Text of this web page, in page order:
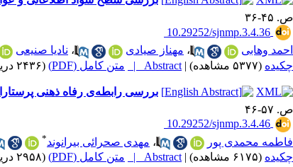
ص. ۴۵-۳۶
‎ 10.29252/sjnmp.3.4.36
احمد وهابی
، مهناز صیادی ، نادیا صنیعی
چکیده (۵۳۷۷ مشاهده) |
Abstract | متن کامل (PDF) (۲۴۳۶ دریافت)
بررسی رابطه‌ی رفاه ذهنی
ص. ۵۷-۴۶
‎ 10.29252/sjnmp.3.4.46
فاطمه محمدی پور
، مهدی صحرائی بیرانوند*
چکیده (۶۱۷۵ مشاهده) |
Abstract | متن کامل (PDF) (۲۹۵۸ دریافت)